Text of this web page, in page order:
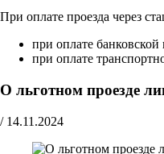
При оплате проезда через
при оплате
при оплате
О льготном проезде
/ 14.11.2024